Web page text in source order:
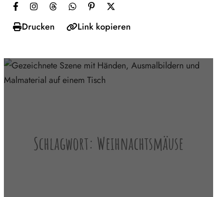

Drucken Link kopieren
Schlagwort: Weihnachtsmäuse